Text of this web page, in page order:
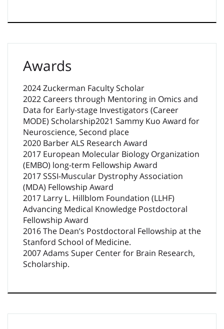
Awards
2024 Zuckerman Faculty Scholar
2022 Careers through Mentoring in Omics and
Data for Early-stage Investigators (Career
MODE) Scholarship2021 Sammy Kuo Award for
Neuroscience, Second place
2020 Barber ALS Research Award
2017 European Molecular Biology Organization
(EMBO) long-term Fellowship Award
2017 SSSI-Muscular Dystrophy Association
(MDA) Fellowship Award
2017 Larry L. Hillblom Foundation (LLHF)
Advancing Medical Knowledge Postdoctoral
Fellowship Award
2016 The Dean’s Postdoctoral Fellowship at the
Stanford School of Medicine.
2007 Adams Super Center for Brain Research,
Scholarship.